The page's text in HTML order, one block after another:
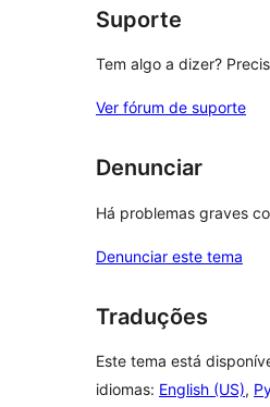
estrela
Suporte
Tem algo a dizer?
Ver fórum de suporte
Denunciar
Há problemas graves
Denunciar este tema
Traduções
Este tema está
idiomas: English (US),